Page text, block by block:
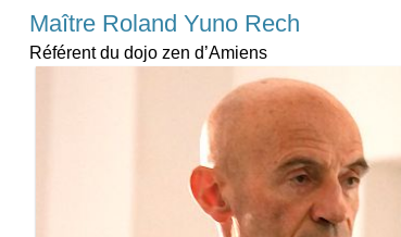
Maître Roland Yuno Rech
Référent du dojo zen d’Amiens